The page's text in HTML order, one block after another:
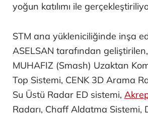
yoğun katılımı ile
STM ana yükleniciliğinde inşa
ASELSAN tarafından
MUHAFIZ (Smash) Uzaktan
Top Sistemi, CENK 3D Arama
Su Üstü Radar ED sistemi,
Radarı, Chaff Aldatma Sistemi,